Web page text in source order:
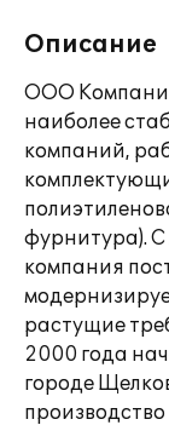
Описание
ООО
наиболее
компаний,
фурнитура). С
компания
растущие
2000 года
городе